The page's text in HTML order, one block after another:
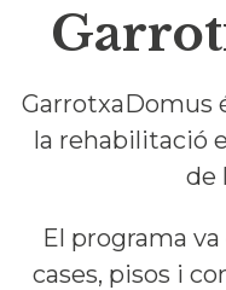
GarrotxaDomus
la rehabilitació
de
El programa
cases, pisos i